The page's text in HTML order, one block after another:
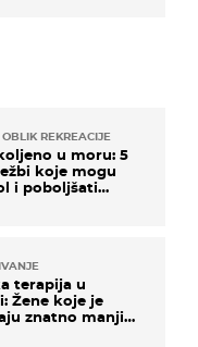
REKREACIJE
u moru: 5
koje mogu
i poboljšati
terapija u
Žene koje je
znatno manji